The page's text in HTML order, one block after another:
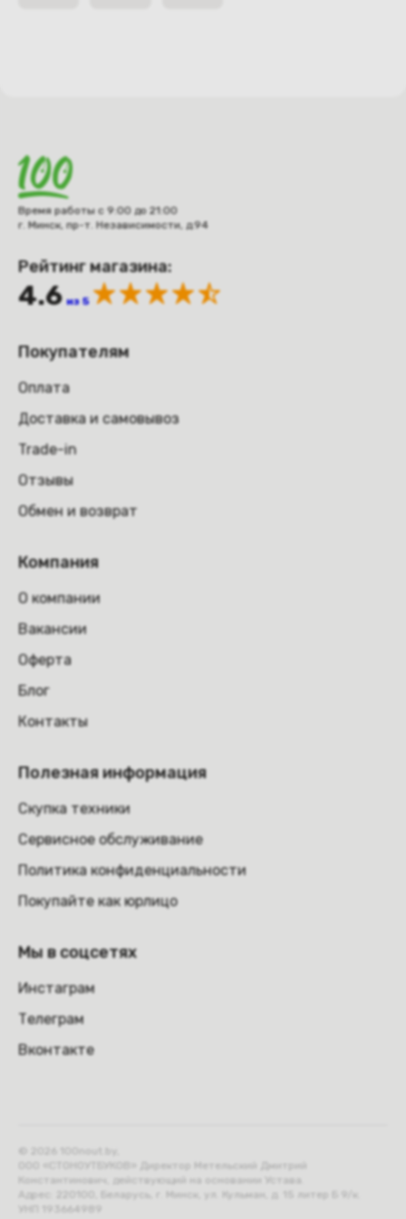
Время работы с 9:00 до 21:00
г. Минск, пр-т. Независимости, д.94
Рейтинг магазина:
4.6 из 5
Покупателям
Оплата
Доставка и самовывоз
Trade-in
Отзывы
Обмен и возврат
Компания
О компании
Вакансии
Оферта
Блог
Контакты
Полезная информация
Скупка техники
Сервисное обслуживание
Политика конфиденциальности
Покупайте как юрлицо
Мы в соцсетях
Инстаграм
Телеграм
Вконтакте
ООО «СТОНОУТБУКОВ» Директор Метельский Дмитрий
Константинович, действующий на основании Устава.
Адрес: 220100, Беларусь, г. Минск, ул. Кульман, д. 15 литер Б 9/к.